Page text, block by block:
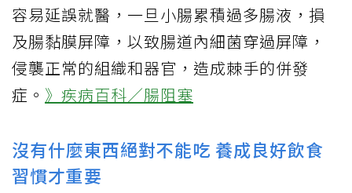
容易延誤就醫，一旦小腸累積過多腸液，損
及腸黏膜屏障，以致腸道內細菌穿過屏障，
侵襲正常的組織和器官，造成棘手的併發
症。 》疾病百科／腸阻塞
沒有什麼東西絕對不能吃 養成良好飲食
習慣才重要